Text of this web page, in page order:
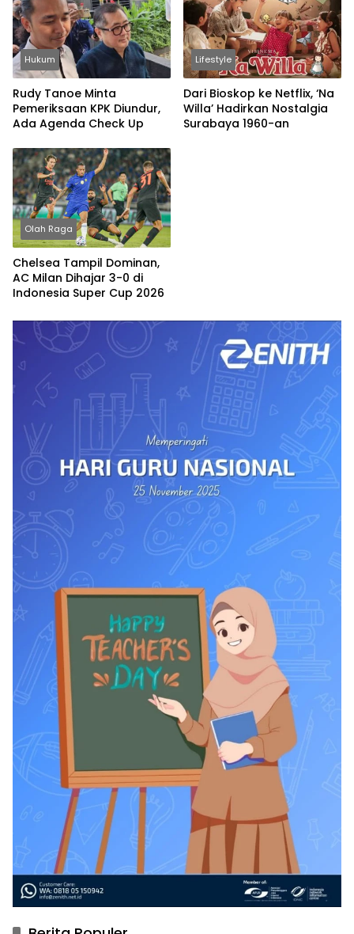
Hukum
Rudy Tanoe Minta
Pemeriksaan KPK Diundur,
Ada Agenda Check Up
Lifestyle
Dari Bioskop ke Netflix, ‘Na
Willa’ Hadirkan Nostalgia
Surabaya 1960-an
Olah Raga
Chelsea Tampil Dominan,
AC Milan Dihajar 3-0 di
Indonesia Super Cup 2026